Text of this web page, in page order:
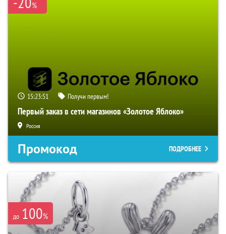
%
15:23:50 Получи первым!
Первый заказ в сети магазинов «Золотое Яблоко»
Россия
Промокод ПОДРОБНЕЕ
до 100%